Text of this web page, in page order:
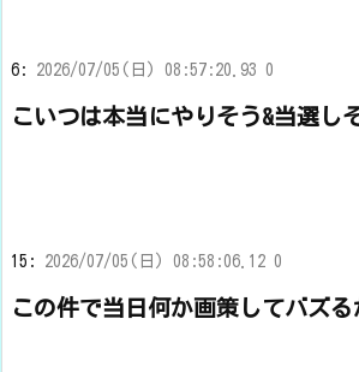
6: 2026/07/05(日) 08:57:20.93 0
こいつは本当にやりそう&当選し
15: 2026/07/05(日) 08:58:06.12 0
この件で当日何か画策してバズる